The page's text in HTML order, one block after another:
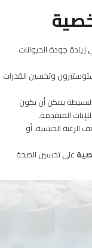
زيادة جودة الحيوانات
وتحسين القدرات
يمكن أن يكون
المتقدمة.
الجنسية، أو
على تحسين الصحة